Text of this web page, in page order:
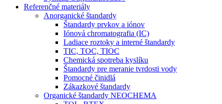
Referenčné materiály
Anorganické štandardy
Štandardy prvkov a iónov
Iónová chromatografia (IC)
Ladiace roztoky a interné štandardy
TIC, TOC, TIOC
Chemická spotreba kyslíku
Štandardy pre meranie tvrdosti vody
Pomocné činidlá
Zákazkové štandardy
Organické štandardy NEOCHEMA